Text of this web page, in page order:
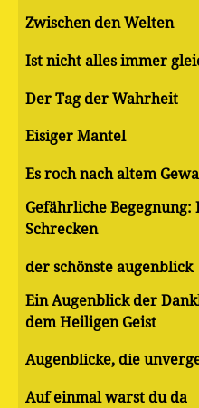
Zwischen den Welten
Ist nicht alles immer
Der Tag der Wahrheit
Eisiger Mantel
Es roch nach altem
Gefährliche
Schrecken
der schönste augenblick
Ein Augenblick der
dem Heiligen Geist
Augenblicke, die
Auf einmal warst du da